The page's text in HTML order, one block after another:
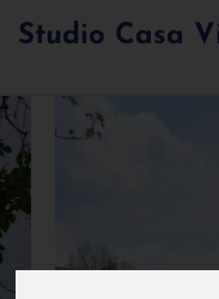
Studio Casa